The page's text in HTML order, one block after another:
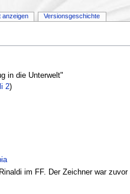
in die Unterwelt"
2)
im FF. Der Zeichner war
anzeigen Versionsgeschichte